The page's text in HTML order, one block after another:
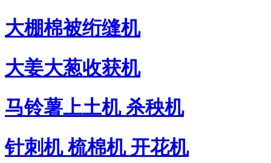
大棚棉被绗缝机
大姜大葱收获机
马铃薯上土机 杀秧机
针刺机 梳棉机 开花机